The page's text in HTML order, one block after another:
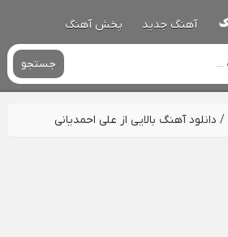
آهنگ جدید پخش آهنگ
جستجو
/ دانلود آهنگ بالایی از علی احمدیانی